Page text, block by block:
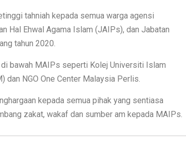
tahniah kepada semua warga agensi
Hal Ehwal Agama Islam (JAIPs), dan Jabatan
tahun 2020.
bawah MAIPs seperti Kolej Universiti Islam
dan NGO One Center Malaysia Perlis.
kepada semua pihak yang sentiasa
zakat, wakaf dan sumber am kepada MAIPs.